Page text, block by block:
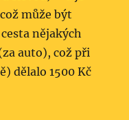
může být
nějakých
auto), což při
dělalo 1500 Kč